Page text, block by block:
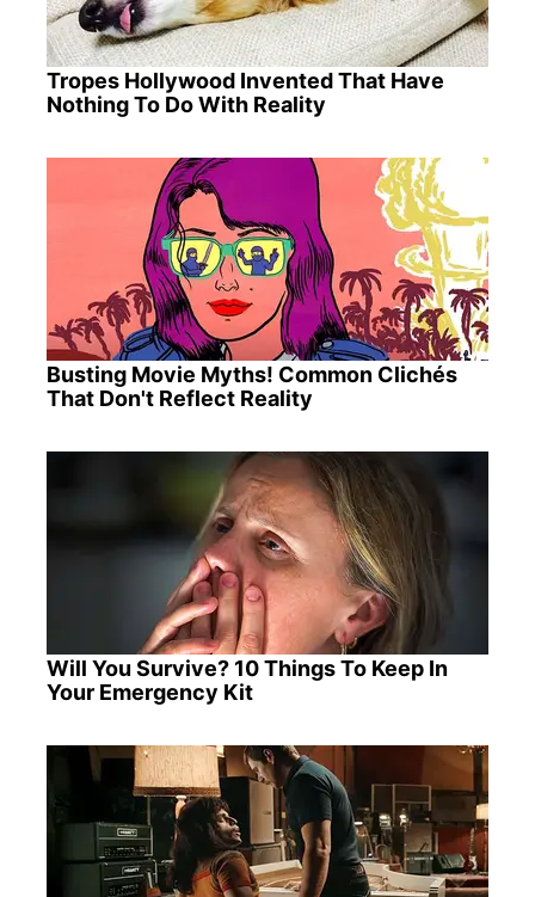
Tropes Hollywood Invented That Have
Nothing To Do With Reality
Busting Movie Myths! Common Clichés
That Don't Reflect Reality
Will You Survive? 10 Things To Keep In
Your Emergency Kit